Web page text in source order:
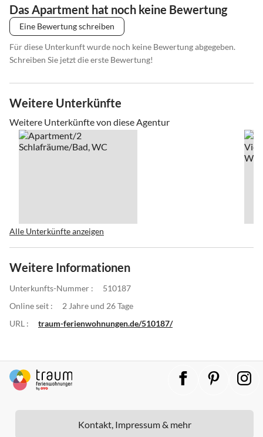
Das Apartment hat noch keine Bewertung
Eine Bewertung schreiben
Für diese Unterkunft wurde noch keine Bewertung abgegeben.
Schreiben Sie jetzt die erste Bewertung!
Weitere Unterkünfte
Weitere Unterkünfte von diese Agentur
Alle Unterkünfte anzeigen
Weitere Informationen
Unterkunfts-Nummer :
510187
Online seit :
2 Jahre und 26 Tage
URL :
traum-ferienwohnungen.de/510187/
Kontakt, Impressum & mehr